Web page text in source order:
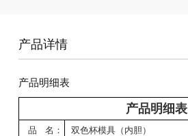
产品详情
产品明细表
产品明细表
品 名：
双色杯模具（内胆）